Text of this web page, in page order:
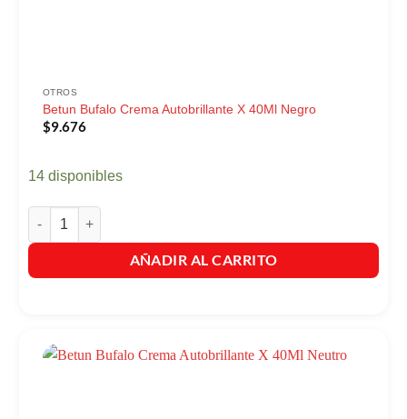
OTROS
Betun Bufalo Crema Autobrillante X 40Ml Negro
$9.676
14 disponibles
Betun Bufalo Crema Autobrillante X 40Ml Negro cantidad
AÑADIR AL CARRITO